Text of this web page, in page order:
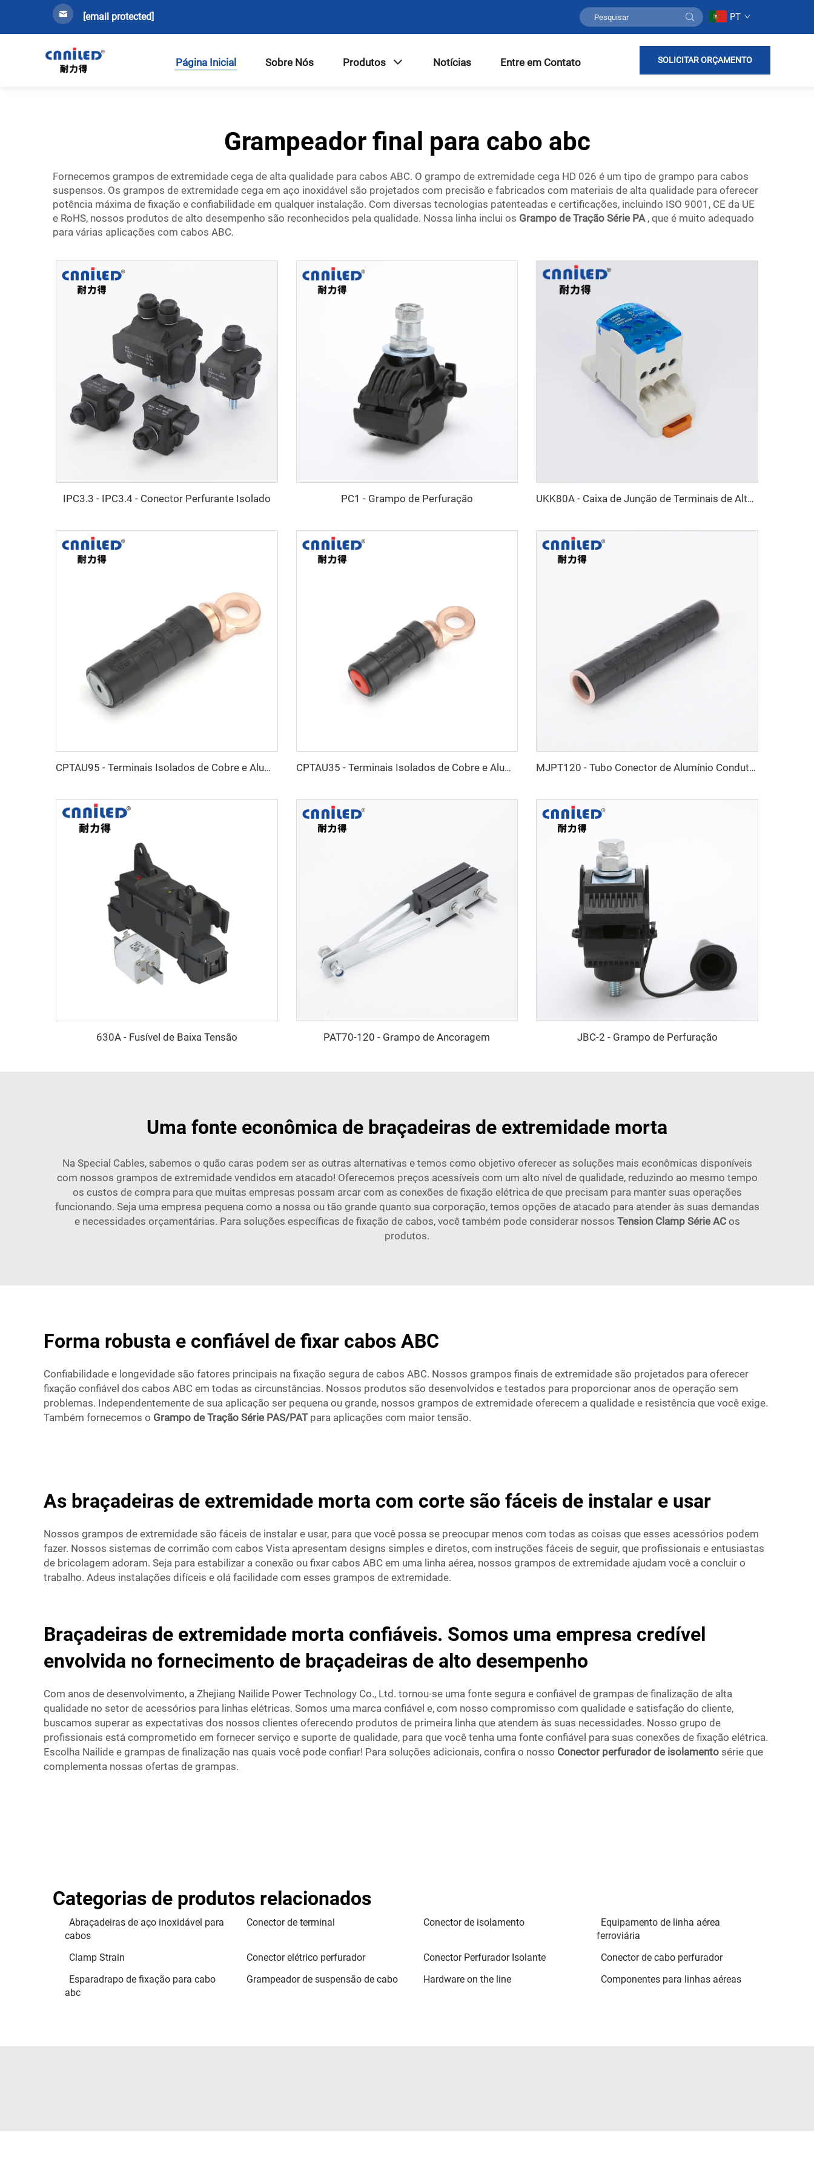
[email protected] PT
Página Inicial Sobre Nós Produtos Notícias Entre em Contato SOLICITAR ORÇAMENTO
Grampeador final para cabo abc
Fornecemos grampos de extremidade cega de alta qualidade para cabos ABC. O grampo de extremidade cega HD 026 é um tipo de grampo para cabos
suspensos. Os grampos de extremidade cega em aço inoxidável são projetados com precisão e fabricados com materiais de alta qualidade para oferecer
potência máxima de fixação e confiabilidade em qualquer instalação. Com diversas tecnologias patenteadas e certificações, incluindo ISO 9001, CE da UE
e RoHS, nossos produtos de alto desempenho são reconhecidos pela qualidade. Nossa linha inclui os Grampo de Tração Série PA , que é muito adequado
para várias aplicações com cabos ABC.
IPC3.3 - IPC3.4 - Conector Perfurante Isolado PC1 - Grampo de Perfuração UKK80A - Caixa de Junção de Terminais de Alto Desempenho UKK de Nível Único
CPTAU95 - Terminais Isolados de Cobre e Alumínio CPTAU35 - Terminais Isolados de Cobre e Alumínio MJPT120 - Tubo Conector de Alumínio Condutivo Isolado
630A - Fusível de Baixa Tensão PAT70-120 - Grampo de Ancoragem JBC-2 - Grampo de Perfuração
Uma fonte econômica de braçadeiras de extremidade morta
Na Special Cables, sabemos o quão caras podem ser as outras alternativas e temos como objetivo oferecer as soluções mais econômicas disponíveis
com nossos grampos de extremidade vendidos em atacado! Oferecemos preços acessíveis com um alto nível de qualidade, reduzindo ao mesmo tempo
os custos de compra para que muitas empresas possam arcar com as conexões de fixação elétrica de que precisam para manter suas operações
funcionando. Seja uma empresa pequena como a nossa ou tão grande quanto sua corporação, temos opções de atacado para atender às suas demandas
e necessidades orçamentárias. Para soluções específicas de fixação de cabos, você também pode considerar nossos Tension Clamp Série AC os
produtos.
Forma robusta e confiável de fixar cabos ABC
Confiabilidade e longevidade são fatores principais na fixação segura de cabos ABC. Nossos grampos finais de extremidade são projetados para oferecer
fixação confiável dos cabos ABC em todas as circunstâncias. Nossos produtos são desenvolvidos e testados para proporcionar anos de operação sem
problemas. Independentemente de sua aplicação ser pequena ou grande, nossos grampos de extremidade oferecem a qualidade e resistência que você exige.
Também fornecemos o Grampo de Tração Série PAS/PAT para aplicações com maior tensão.
As braçadeiras de extremidade morta com corte são fáceis de instalar e usar
Nossos grampos de extremidade são fáceis de instalar e usar, para que você possa se preocupar menos com todas as coisas que esses acessórios podem
fazer. Nossos sistemas de corrimão com cabos Vista apresentam designs simples e diretos, com instruções fáceis de seguir, que profissionais e entusiastas
de bricolagem adoram. Seja para estabilizar a conexão ou fixar cabos ABC em uma linha aérea, nossos grampos de extremidade ajudam você a concluir o
trabalho. Adeus instalações difíceis e olá facilidade com esses grampos de extremidade.
Braçadeiras de extremidade morta confiáveis. Somos uma empresa credível
envolvida no fornecimento de braçadeiras de alto desempenho
Com anos de desenvolvimento, a Zhejiang Nailide Power Technology Co., Ltd. tornou-se uma fonte segura e confiável de grampas de finalização de alta
qualidade no setor de acessórios para linhas elétricas. Somos uma marca confiável e, com nosso compromisso com qualidade e satisfação do cliente,
buscamos superar as expectativas dos nossos clientes oferecendo produtos de primeira linha que atendem às suas necessidades. Nosso grupo de
profissionais está comprometido em fornecer serviço e suporte de qualidade, para que você tenha uma fonte confiável para suas conexões de fixação elétrica.
Escolha Nailide e grampas de finalização nas quais você pode confiar! Para soluções adicionais, confira o nosso Conector perfurador de isolamento série que
complementa nossas ofertas de grampas.
Categorias de produtos relacionados
Abraçadeiras de aço inoxidável para
cabos
Conector de terminal Conector de isolamento
Equipamento de linha aérea
ferroviária
Clamp Strain
Conector elétrico perfurador Conector Perfurador Isolante
Conector de cabo perfurador
Esparadrapo de fixação para cabo
abc
Grampeador de suspensão de cabo Hardware on the line Componentes para linhas aéreas